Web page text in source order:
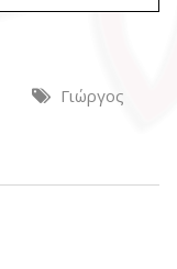
Γιώργος